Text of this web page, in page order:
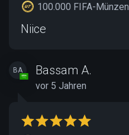
100.000 FIFA-Münzen
Niice
BA Bassam A.
vor 5 Jahren